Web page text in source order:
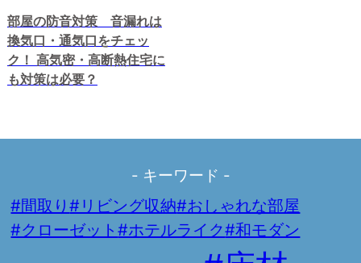
部屋の防音対策 音漏れは
換気口・通気口をチェッ
ク！ 高気密・高断熱住宅に
も対策は必要？
- キーワード -
#間取り#リビング収納#おしゃれな部屋
#クローゼット#ホテルライク#和モダン